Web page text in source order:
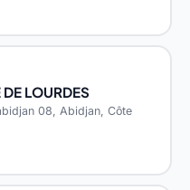
LOURDES
08, Abidjan, Côte